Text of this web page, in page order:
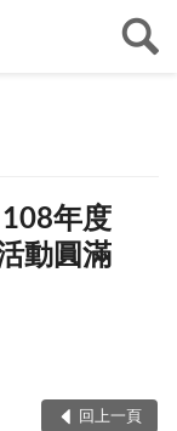
年度
動圓滿
回上一頁